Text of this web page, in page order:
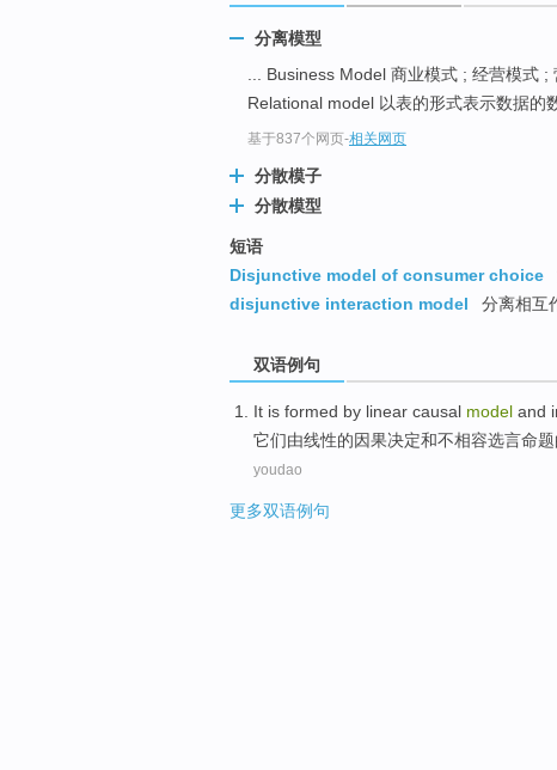
分离模型
... Business Model 商业模式 ; 经营模式
Relational model 以表的形式表示数据的
基于837个网页-相关网页
分散模子
分散模型
短语
Disjunctive model of consumer choice
disjunctive interaction model
分离相互
双语例句
It is formed by linear causal model and
它们由线性的因果决定和不相容选言命题
youdao
更多双语例句